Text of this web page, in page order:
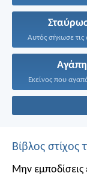
Αγάπη
Εκείνος που
Βίβλος στίχος
Μην εμποδίσεις